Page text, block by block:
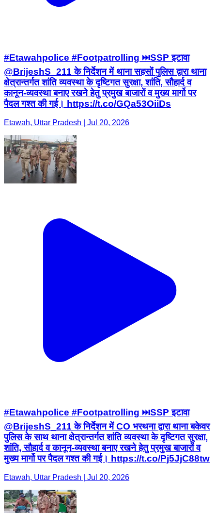
#Etawahpolice #Footpatrolling ⏭️SSP इटावा
@BrijeshS_211 के निर्देशन में थाना सहसों पुलिस द्वारा थाना
क्षेत्रान्तर्गत शांति व्यवस्था के दृष्टिगत सुरक्षा, शांति, सौहार्द व
कानून-व्यवस्था बनाए रखने हेतु प्रमुख बाजारों व मुख्य मार्गो पर
पैदल गश्त की गई। https://t.co/GQa53OiiDs
Etawah, Uttar Pradesh | Jul 20, 2026
#Etawahpolice #Footpatrolling ⏭️SSP इटावा
@BrijeshS_211 के निर्देशन में CO भरथना द्वारा थाना बकेवर
पुलिस के साथ थाना क्षेत्रान्तर्गत शांति व्यवस्था के दृष्टिगत सुरक्षा,
शांति, सौहार्द व कानून-व्यवस्था बनाए रखने हेतु प्रमुख बाजारों व
मुख्य मार्गो पर पैदल गश्त की गई। https://t.co/Pj5JjC88tw
Etawah, Uttar Pradesh | Jul 20, 2026